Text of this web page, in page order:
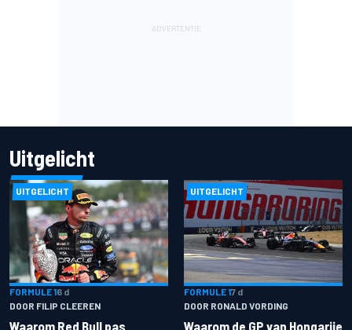
Uitgelicht
UITGELICHT
FORMULE 16 d
DOOR FILIP CLEEREN
Waarom Red Bull pas
UITGELICHT
FORMULE 17 d
DOOR RONALD VORDING
Waarom de GP van Hongarije